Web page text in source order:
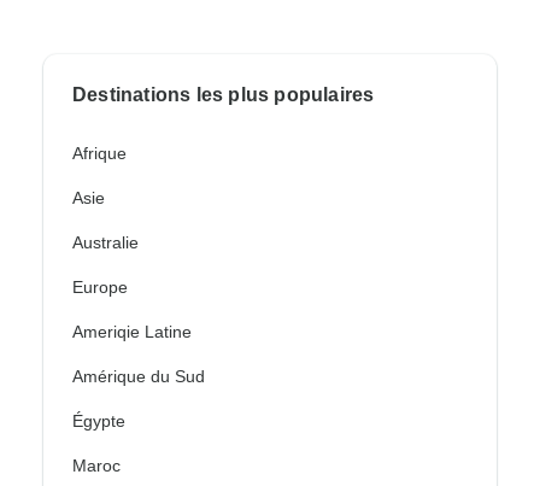
Destinations les plus populaires
Afrique
Asie
Australie
Europe
Ameriqie Latine
Amérique du Sud
Égypte
Maroc